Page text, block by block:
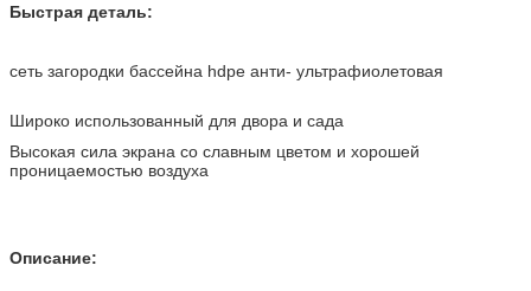
Быстрая деталь:
сеть загородки бассейна hdpe анти- ультрафиолетовая
Широко использованный для двора и сада
Высокая сила экрана со славным цветом и хорошей
проницаемостью воздуха
Описание: